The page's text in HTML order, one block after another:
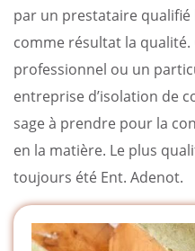
par un prestataire qualifié
comme résultat la qualité.
professionnel ou un
entreprise d’isolation de
sage à prendre pour la
en la matière. Le plus
toujours été Ent. Adenot.